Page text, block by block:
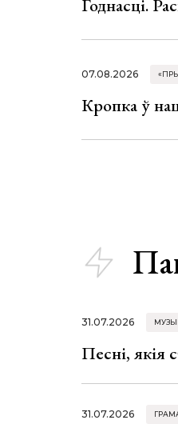
Годнасці.
07.08.2026
Кропка ў
31.07.2026
Песні, якія
31.07.2026